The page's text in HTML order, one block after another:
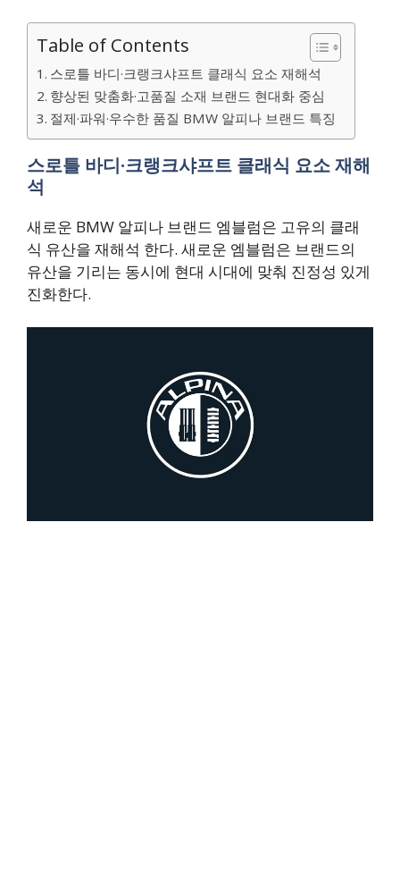
Table of Contents
스로틀 바디·크랭크샤프트 클래식 요소 재해석
향상된 맞춤화·고품질 소재 브랜드 현대화 중심
절제·파워·우수한 품질 BMW 알피나 브랜드 특징
스로틀 바디·크랭크샤프트 클래식 요소 재해
석
새로운 BMW 알피나 브랜드 엠블럼은 고유의 클래
식 유산을 재해석 한다. 새로운 엠블럼은 브랜드의
유산을 기리는 동시에 현대 시대에 맞춰 진정성 있게
진화한다.